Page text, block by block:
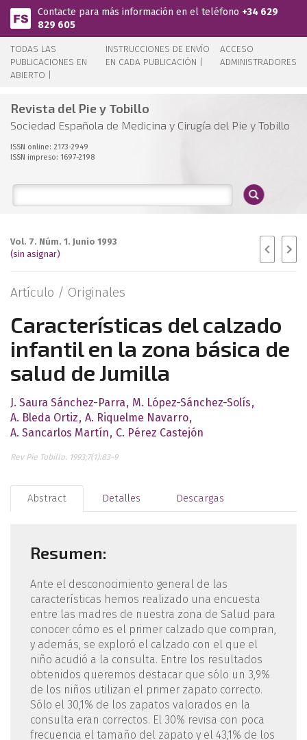
Pasar al contenido principal
Contacte para más información en el teléfono +34 629
829 605
TODAS LAS
PUBLICACIONES EN
ABIERTO |
INSTRUCCIONES DE ENVÍO
EN CADA PUBLICACIÓN |
ACCESO
ADMINISTRADORES
Revista del Pie y Tobillo
Sociedad Española de Medicina y Cirugía del Pie y Tobillo
ISSN online: 2173-2949
ISSN impreso: 1697-2198
Vol. 7. Núm. 1. Junio 1993
(sin asignar)
Artículo / Originales
Características del calzado
infantil en la zona básica de
salud de Jumilla
J. Saura Sánchez-Parra
M. López-Sánchez-Solís
A. Bleda Ortiz A. Riquelme Navarro
A. Sancarlos Martín
C. Pérez Castejón
Rev Pie Tobillo. 1993;7(1):83-9
Abstract Detalles Descargas
Resumen:
Ante el desconocimiento general de las
características hemos realizado una encuesta
entre las madres de nuestra zona de Salud para
conocer cómo es el primer calzado que compran,
y además, se exploró el calzado con el que el
niño acudió a la consulta. Entre los resultados
obtenidos queremos destacar que sólo un 3,9%
de los niños utilizan el primer zapato correcto.
Sólo el 30,1% de los zapatos valorados en la
consulta eran correctos. El 30% revisa con poca
frecuencia el tamaño del zapato y el 43,1% de los